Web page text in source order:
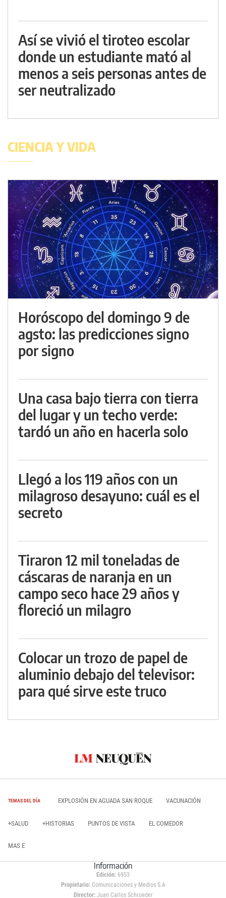
Así se vivió el tiroteo escolar
donde un estudiante mató al
menos a seis personas antes de
ser neutralizado
CIENCIA Y VIDA
Horóscopo del domingo 9 de
agsto: las predicciones signo
por signo
Una casa bajo tierra con tierra
del lugar y un techo verde:
tardó un año en hacerla solo
Llegó a los 119 años con un
milagroso desayuno: cuál es el
secreto
Tiraron 12 mil toneladas de
cáscaras de naranja en un
campo seco hace 29 años y
floreció un milagro
Colocar un trozo de papel de
aluminio debajo del televisor:
para qué sirve este truco
TEMAS DEL DÍA EXPLOSIÓN EN AGUADA SAN ROQUE VACUNACIÓN
+SALUD +HISTORIAS PUNTOS DE VISTA EL COMEDOR
MAS E
Información
Edición: 6953
Propietario:Comunicaciones y Medios S.A
Director: Juan Carlos Schroeder